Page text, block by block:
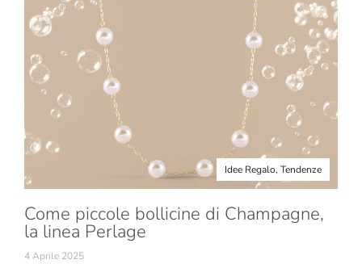
Idee Regalo, Tendenze
Come piccole bollicine di Champagne,
la linea Perlage
4 Aprile 2025